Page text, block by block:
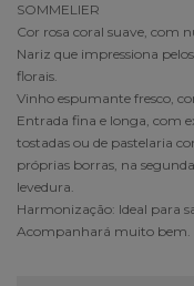
SOMMELIER
Cor rosa coral suave, com
Nariz que impressiona
florais.
Vinho espumante fresco,
Entrada fina e longa, com
tostadas ou de pastelaria
próprias borras, na
levedura.
Harmonização: Ideal para
Acompanhará muito bem.